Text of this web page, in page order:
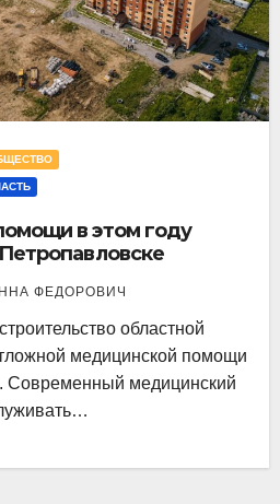
в этом году
ФЕДОРОВИЧ
областной
медицинской помощи
Современный медицинский